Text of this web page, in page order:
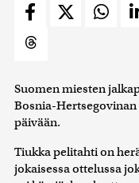
Suomen miesten
Bosnia-Hertsegovinan
päivään.
Tiukka pelitahti on
jokaisessa ottelussa